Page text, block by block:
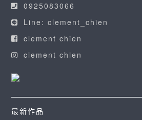
0925083066
Line: clement_chien
clement chien
clement chien
最新作品